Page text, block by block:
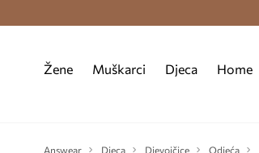
Žene Muškarci Djeca Home
Answear Djeca Djevojčice Odjeća